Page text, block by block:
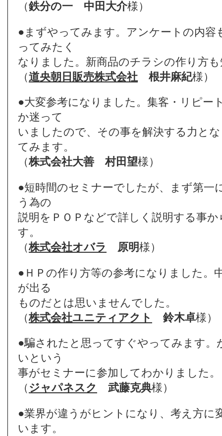
（鉄分の一 中田大介様）
●まずやってみます。アンケートの内容
ってみたく
なりました。新商品のチラシの作り方
（道央朝日販売株式会社 根井麻紀様）
●大変参考になりました。集客・リピー
か迷って
いましたので、その事を解決する力と
てみます。
（株式会社大善 村田望様）
●短時間のセミナーでしたが、まず第一
う為の
説明をＰＯＰなどで詳しく説明する事
す。
（株式会社オバラ 原明様）
●ＨＰの作り方等の参考になりました。
が出る
ものだとは思いませんでした。
（株式会社ユニティアクト 鈴木卓様）
●騙されたと思ってすぐやってみます。
いという
事がセミナーに参加してわかりました。
（ ジャパネスク 武藤克典様）
●業界が違うがヒントになり、考え方に
います。